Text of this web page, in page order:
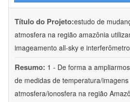
Título do Projeto:estudo de
atmosfera na região amazônia
imageamento all-sky e
Resumo: 1 - De forma a
de medidas de temperatura/
atmosfera/ionosfera na região